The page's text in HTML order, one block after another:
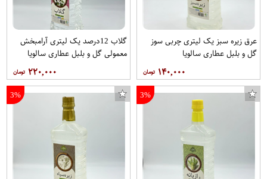
عرق زیره سبز یک لیتری چربی سوز
گل و بلبل عطاری سالویا
۱۴۰,۰۰۰
گلاب 12درصد یک لیتری آرامبخش
معمولی گل و بلبل عطاری سالویا
۲۲۰,۰۰۰
3%
3%